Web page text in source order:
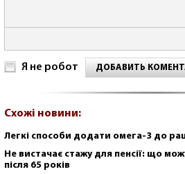
Я не робот ДОБАВИТЬ
Схожі новини:
Легкі способи додати омега-3 до
Не вистачає стажу для пенсії: що
після 65 років